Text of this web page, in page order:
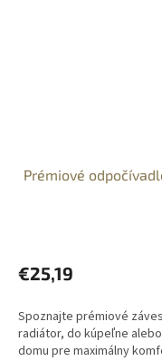
Prémiové
€25,19
Spoznajte prémiové
radiátor, do kúpeľne
domu pre maximálny